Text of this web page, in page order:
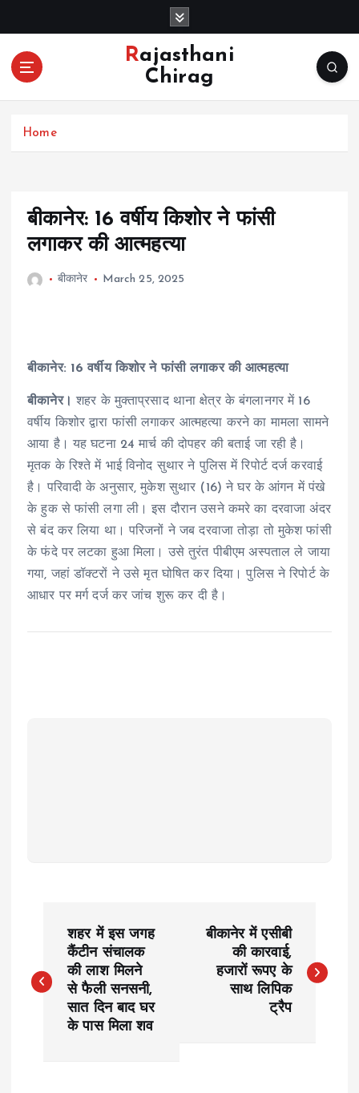
o
Rajasthani
Chirag
Home
बीकानेर: 16 वर्षीय किशोर ने फांसी
लगाकर की आत्महत्या
बीकानेर March 25, 2025
बीकानेर: 16 वर्षीय किशोर ने फांसी लगाकर की आत्महत्या
बीकानेर। शहर के मुक्ताप्रसाद थाना क्षेत्र के बंगलानगर में 16
वर्षीय किशोर द्वारा फांसी लगाकर आत्महत्या करने का मामला सामने
आया है। यह घटना 24 मार्च की दोपहर की बताई जा रही है।
मृतक के रिश्ते में भाई विनोद सुथार ने पुलिस में रिपोर्ट दर्ज करवाई
है। परिवादी के अनुसार, मुकेश सुथार (16) ने घर के आंगन में पंखे
के हुक से फांसी लगा ली। इस दौरान उसने कमरे का दरवाजा अंदर
से बंद कर लिया था। परिजनों ने जब दरवाजा तोड़ा तो मुकेश फांसी
के फंदे पर लटका हुआ मिला। उसे तुरंत पीबीएम अस्पताल ले जाया
गया, जहां डॉक्टरों ने उसे मृत घोषित कर दिया। पुलिस ने रिपोर्ट के
आधार पर मर्ग दर्ज कर जांच शुरू कर दी है।
s
शहर में इस जगह
कैंटीन संचालक
की लाश मिलने
से फैली सनसनी,
सात दिन बाद घर
के पास मिला शव
बीकानेर में एसीबी
की कारवाई,
हजारों रूपए के
साथ लिपिक
ट्रैप